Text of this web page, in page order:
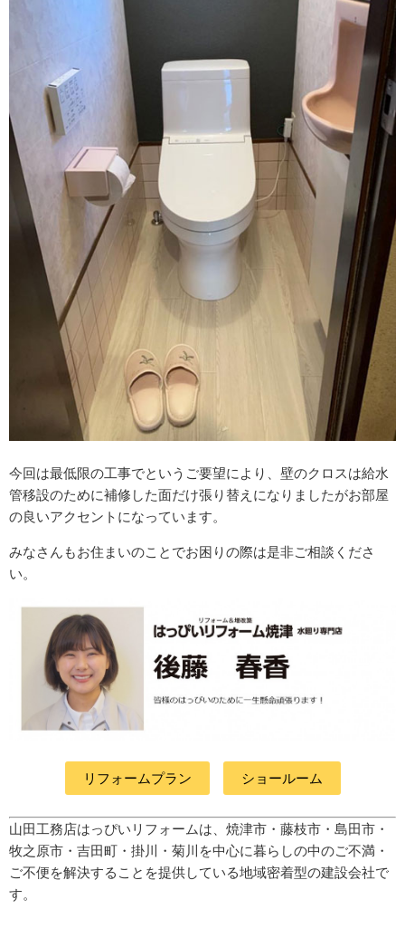
今回は最低限の工事でというご要望により、壁のクロスは給水
管移設のために補修した面だけ張り替えになりましたがお部屋
の良いアクセントになっています。
みなさんもお住まいのことでお困りの際は是非ご相談くださ
い。
リフォームプラン ショールーム
山田工務店はっぴいリフォームは、焼津市・藤枝市・島田市・
牧之原市・吉田町 ・掛川・菊川 を中心に暮らしの中のご不満・
ご不便を解決することを提供している地域密着型の建設会社で
す。